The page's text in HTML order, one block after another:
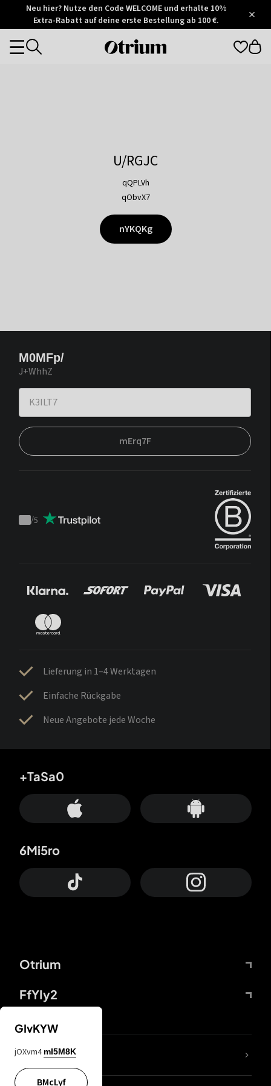
Otrium
Trustpilot
Neu hier? Nutze den Code WELCOME und erhalte 10%
Extra-Rabatt auf deine erste Bestellung ab 100 €.
Otrium
Categories
U/RGJC
qQPLVh
qObvX7
nYKQKg
M0MFp/
J+WhhZ
mErq7F
Trustpilot
/5
Lieferung in 1–4 Werktagen
Einfache Rückgabe
Neue Angebote jede Woche
Otrium
FfYIy2
+TaSa0
6Mi5ro
DDcvSo
GIvKYW
jOXvm4 mI5M8K
BMcLyf